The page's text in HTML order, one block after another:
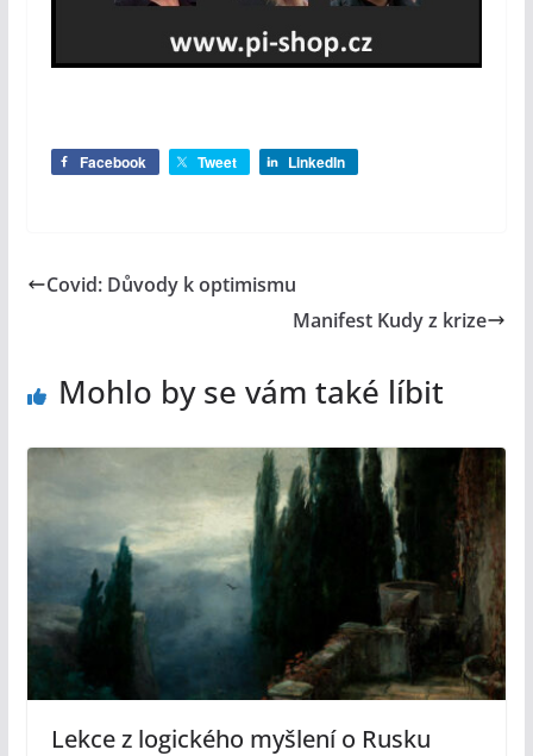
Facebook Tweet LinkedIn
Covid: Důvody k optimismu
Manifest Kudy z krize
Mohlo by se vám také líbit
Lekce z logického myšlení o Rusku